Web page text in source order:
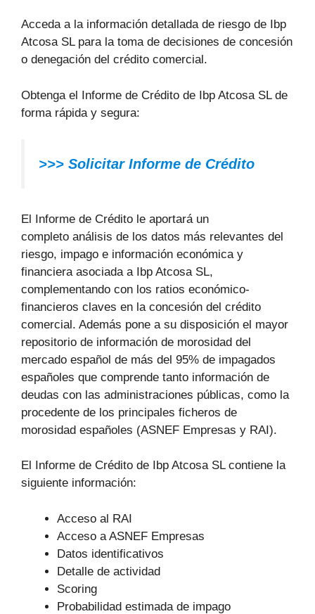
Acceda a la información detallada de riesgo de Ibp
Atcosa SL para la toma de decisiones de concesión
o denegación del crédito comercial.
Obtenga el Informe de Crédito de Ibp Atcosa SL de
forma rápida y segura:
>>> Solicitar Informe de Crédito
El Informe de Crédito le aportará un
completo análisis de los datos más relevantes del
riesgo, impago e información económica y
financiera asociada a Ibp Atcosa SL,
complementando con los ratios económico-
financieros claves en la concesión del crédito
comercial. Además pone a su disposición el mayor
repositorio de información de morosidad del
mercado español de más del 95% de impagados
españoles que comprende tanto información de
deudas con las administraciones públicas, como la
procedente de los principales ficheros de
morosidad españoles (ASNEF Empresas y RAI).
El Informe de Crédito de Ibp Atcosa SL contiene la
siguiente información:
Acceso al RAI
Acceso a ASNEF Empresas
Datos identificativos
Detalle de actividad
Scoring
Probabilidad estimada de impago